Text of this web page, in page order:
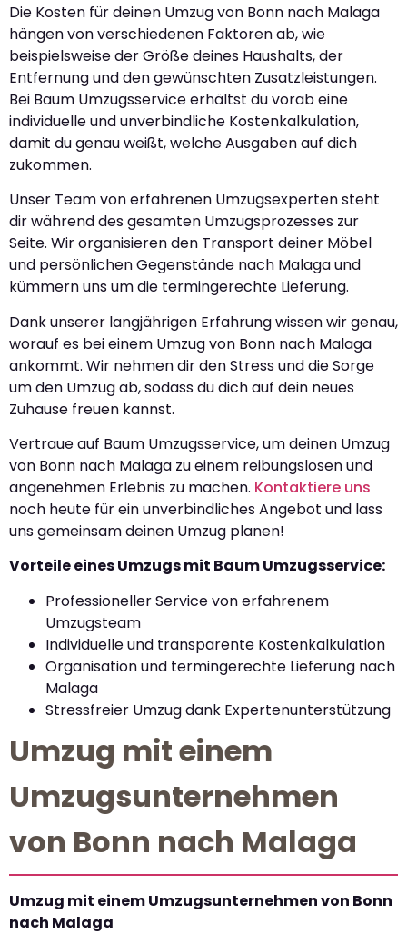
Die Kosten für deinen Umzug von Bonn nach Malaga
hängen von verschiedenen Faktoren ab, wie
beispielsweise der Größe deines Haushalts, der
Entfernung und den gewünschten Zusatzleistungen.
Bei Baum Umzugsservice erhältst du vorab eine
individuelle und unverbindliche Kostenkalkulation,
damit du genau weißt, welche Ausgaben auf dich
zukommen.
Unser Team von erfahrenen Umzugsexperten steht
dir während des gesamten Umzugsprozesses zur
Seite. Wir organisieren den Transport deiner Möbel
und persönlichen Gegenstände nach Malaga und
kümmern uns um die termingerechte Lieferung.
Dank unserer langjährigen Erfahrung wissen wir genau,
worauf es bei einem Umzug von Bonn nach Malaga
ankommt. Wir nehmen dir den Stress und die Sorge
um den Umzug ab, sodass du dich auf dein neues
Zuhause freuen kannst.
Vertraue auf Baum Umzugsservice, um deinen Umzug
von Bonn nach Malaga zu einem reibungslosen und
angenehmen Erlebnis zu machen. Kontaktiere uns
noch heute für ein unverbindliches Angebot und lass
uns gemeinsam deinen Umzug planen!
Vorteile eines Umzugs mit Baum Umzugsservice:
Professioneller Service von erfahrenem
Umzugsteam
Individuelle und transparente Kostenkalkulation
Organisation und termingerechte Lieferung nach
Malaga
Stressfreier Umzug dank Expertenunterstützung
Umzug mit einem
Umzugsunternehmen
von Bonn nach Malaga
Umzug mit einem Umzugsunternehmen von Bonn
nach Malaga